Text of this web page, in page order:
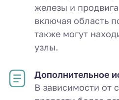
железы и
включая область
также могут
узлы.
Дополнительное
В зависимости от